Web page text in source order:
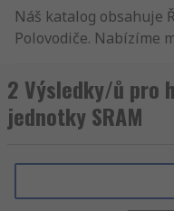
Náš katalog obsahuje
Polovodiče. Nabízíme
příslušenstvím,
že zákazníci 160 zemí
Řidicí jednotky SRAM
napájení a konektory.
Polovodiče. Jako naši
2 Výsledky/ů pro
jednotky SRAM